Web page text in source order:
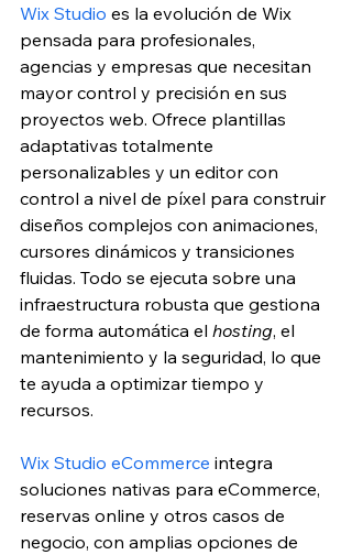
Wix Studio es la evolución de Wix
pensada para profesionales,
agencias y empresas que necesitan
mayor control y precisión en sus
proyectos web. Ofrece plantillas
adaptativas totalmente
personalizables y un editor con
control a nivel de píxel para construir
diseños complejos con animaciones,
cursores dinámicos y transiciones
fluidas. Todo se ejecuta sobre una
infraestructura robusta que gestiona
de forma automática el hosting, el
mantenimiento y la seguridad, lo que
te ayuda a optimizar tiempo y
recursos.
Wix Studio eCommerce integra
soluciones nativas para eCommerce,
reservas online y otros casos de
negocio, con amplias opciones de